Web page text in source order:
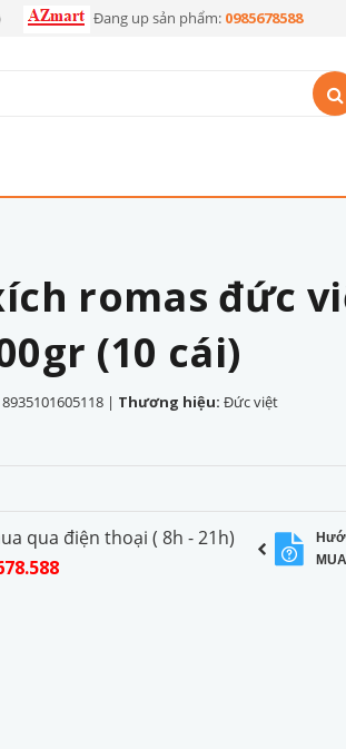
Đang up sản phẩm: 0985678588
romas đức
(10 cái)
8935101605118 | Thương hiệu: Đức việt
qua điện thoại ( 8h - 21h)